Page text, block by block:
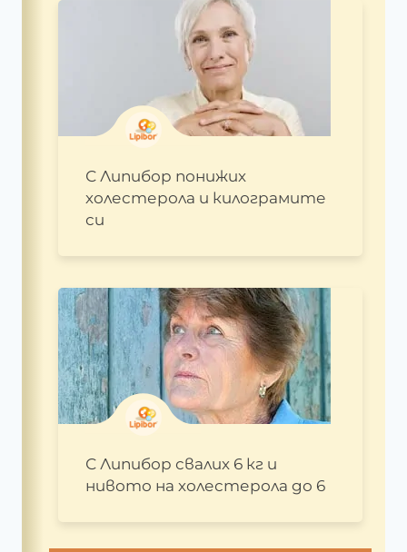
С Липибор понижих
холестерола и килограмите
си
С Липибор свалих 6 кг и
нивото на холестерола до 6